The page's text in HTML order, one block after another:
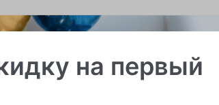
на первый